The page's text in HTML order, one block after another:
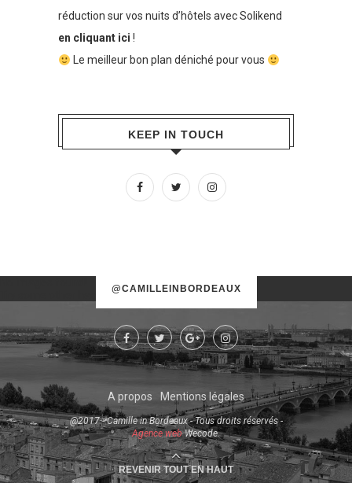
réduction sur vos nuits d’hôtels avec Solikend
en cliquant ici !
Le meilleur bon plan déniché pour vous
KEEP IN TOUCH
@CAMILLEINBORDEAUX
Try some other hashtag or username
A propos Mentions légales
@2017 - Camille in Bordeaux - Tous droits réservés -
Agence webWecode.
REVENIR TOUT EN HAUT